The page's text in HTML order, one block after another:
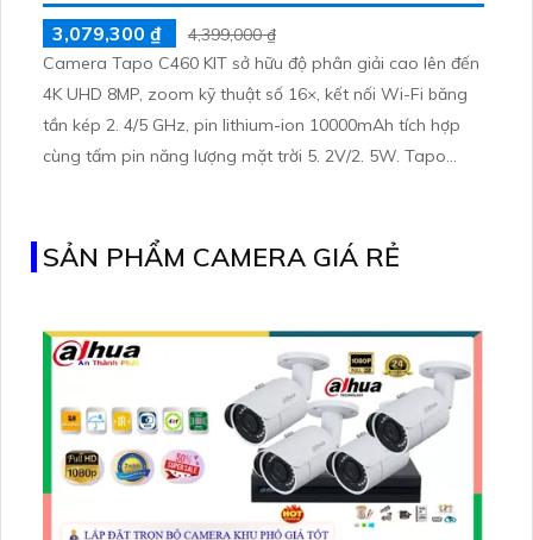
3,079,300 ₫
4,399,000 ₫
Camera Tapo C460 KIT sở hữu độ phân giải cao lên đến
4K UHD 8MP, zoom kỹ thuật số 16×, kết nối Wi-Fi băng
tần kép 2. 4/5 GHz, pin lithium-ion 10000mAh tích hợp
cùng tấm pin năng lượng mặt trời 5. 2V/2. 5W. Tapo
SẢN PHẨM CAMERA GIÁ RẺ